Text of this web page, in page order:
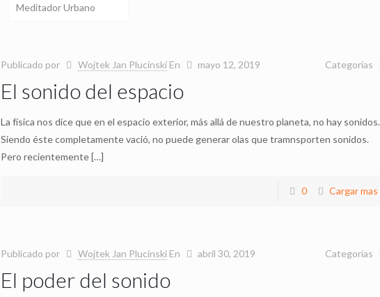
Meditador Urbano
Publicado por Wojtek Jan Plucinski En mayo 12, 2019 Categorías
El sonido del espacio
La física nos dice que en el espacio exterior, más allá de nuestro planeta, no hay sonidos.
Siendo éste completamente vació, no puede generar olas que tramnsporten sonidos.
Pero recientemente[…]
0 Cargar mas
Publicado por Wojtek Jan Plucinski En abril 30, 2019 Categorías
El poder del sonido